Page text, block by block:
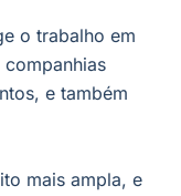
o trabalho em
e também
mais ampla, e